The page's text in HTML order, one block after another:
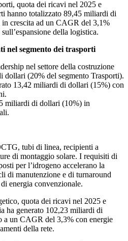
quota dei ricavi nel 2025 e
hanno totalizzato 89,45 miliardi di
crescita ad un CAGR del 3,1%
della logistica.
nel segmento dei trasporti
nel settore della costruzione
dollari (20% del segmento Trasporti).
13,42 miliardi di dollari (15%) con
miliardi di dollari (10%) in
tubi di linea, recipienti a
di montaggio solare. I requisiti di
per l’idrogeno accelerano la
di manutenzione e di turnaround
energia convenzionale.
quota dei ricavi nel 2025 e
ha generato 102,23 miliardi di
a un CAGR del 3,3% con energie
della rete.